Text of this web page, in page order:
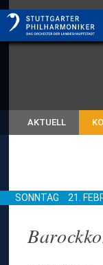
AKTUELL
SONNTAG 21.